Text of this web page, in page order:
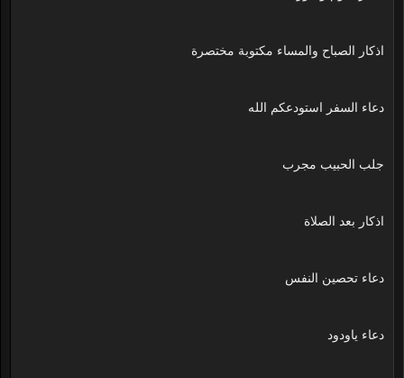
اذكار الصباح والمساء مكتوبة مختصرة
دعاء السفر استودعكم الله
جلب الحبيب مجرب
اذكار بعد الصلاة
دعاء تحصين النفس
دعاء ياودود